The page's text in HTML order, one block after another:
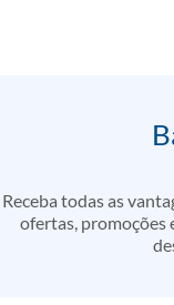
Receba todas as
ofertas, promoções